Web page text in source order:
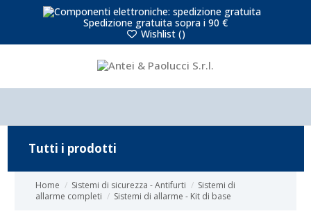
Spedizione gratuita sopra i 90 €
Wishlist ()
Home Sistemi di sicurezza - Antifurti
Sistemi di
allarme completi
Sistemi di allarme - Kit di base
Tutti i prodotti